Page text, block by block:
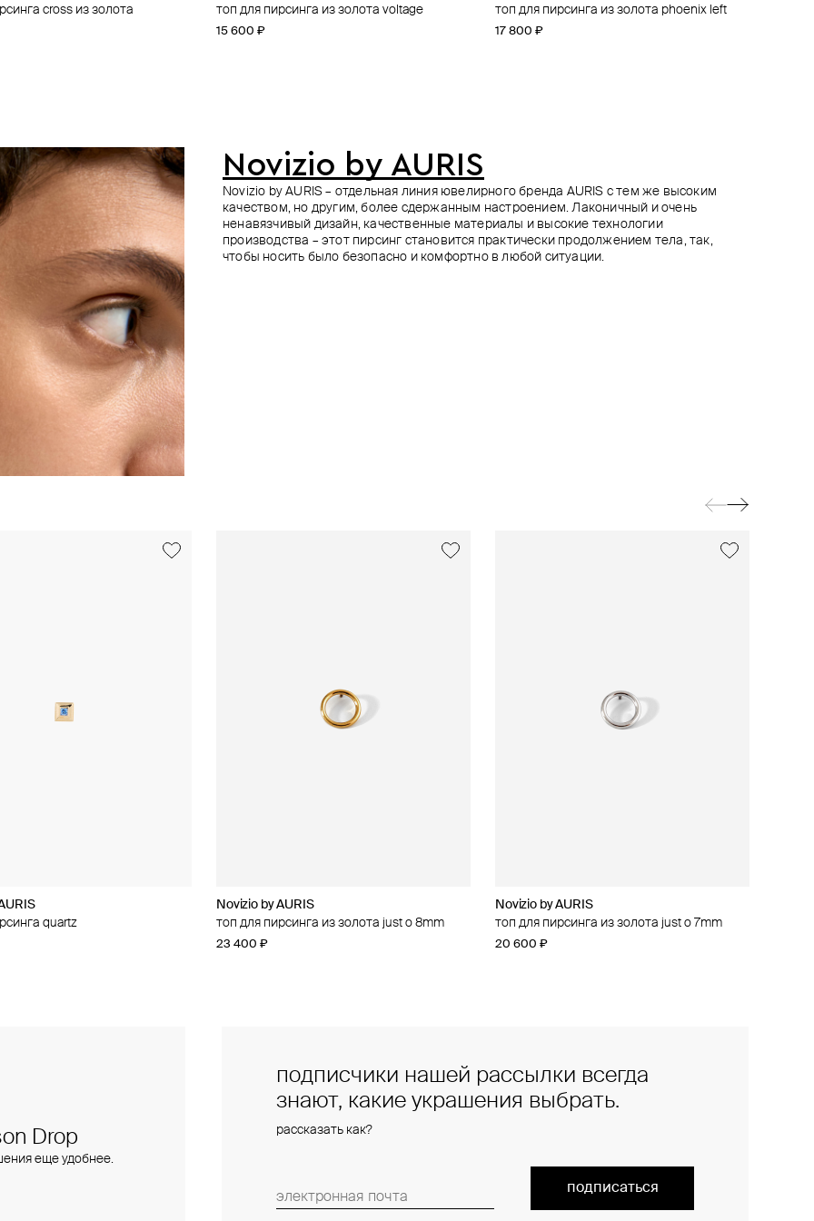
cross из золота
топ для пирсинга из золота voltage
15 600 ₽
топ для пирсинга из золота phoenix left
17 800 ₽
из золота ohm
пирсинг из белого золота
12 700 ₽
топ для пирсинга phoenix из золота
17 800 ₽
из золота threeleaf
топ для пирсинга из золота dagger
14 300 ₽
топ для пирсинга из золота blank line
14 500 ₽
из золота concentric
топ для пирсинга из золота water rhombus
13 500 ₽
топ для пирсинга из золота disk
12 400 ₽
Novizio by AURIS
Novizio by AURIS – отдельная линия ювелирного бренда AURIS с тем же высоким
качеством, но другим, более сдержанным настроением. Лаконичный и очень
ненавязчивый дизайн, качественные материалы и высокие технологии
производства – этот пирсинг становится практически продолжением тела, так,
чтобы носить было безопасно и комфортно в любой ситуации.
quartz
Novizio by AURIS
топ для пирсинга из золота just o 8mm
23 400 ₽
Novizio by AURIS
топ для пирсинга из золота just o 7mm
20 600 ₽
из золота amour contour
Novizio by AURIS
топ для пирсинга из золота line
14 500 ₽
подписчики нашей рассылки всегда
знают, какие украшения выбрать.
рассказать как?
подписаться
Drop
еще удобнее.